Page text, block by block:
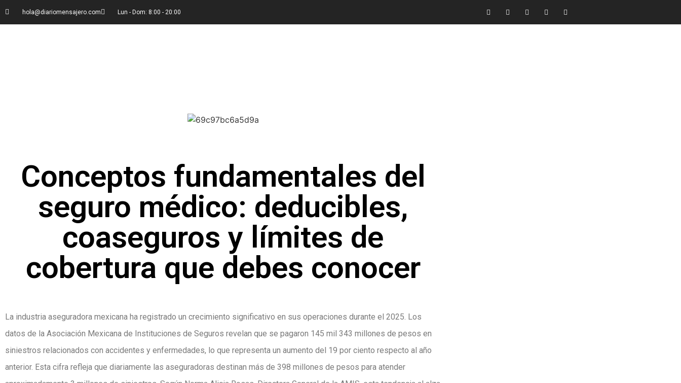
hola@diariomensajero.com Lun - Dom: 8:00 - 20:00
Conceptos fundamentales del
seguro médico: deducibles,
coaseguros y límites de
cobertura que debes conocer
La industria aseguradora mexicana ha registrado un crecimiento significativo en sus operaciones durante el 2025. Los
datos de la Asociación Mexicana de Instituciones de Seguros revelan que se pagaron 145 mil 343 millones de pesos en
siniestros relacionados con accidentes y enfermedades, lo que representa un aumento del 19 por ciento respecto al año
anterior. Esta cifra refleja que diariamente las aseguradoras destinan más de 398 millones de pesos para atender